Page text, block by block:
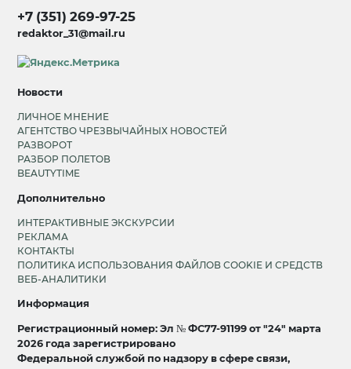
+7 (351) 269-97-25
redaktor_31@mail.ru
Новости
ЛИЧНОЕ МНЕНИЕ
АГЕНТСТВО ЧРЕЗВЫЧАЙНЫХ НОВОСТЕЙ
РАЗВОРОТ
РАЗБОР ПОЛЕТОВ
BEAUTYTIME
Дополнительно
ИНТЕРАКТИВНЫЕ ЭКСКУРСИИ
РЕКЛАМА
КОНТАКТЫ
ПОЛИТИКА ИСПОЛЬЗОВАНИЯ ФАЙЛОВ COOKIE И СРЕДСТВ
ВЕБ-АНАЛИТИКИ
Информация
Регистрационный номер: Эл № ФС77-91199 от "24" марта
2026 года зарегистрировано
Федеральной службой по надзору в сфере связи,